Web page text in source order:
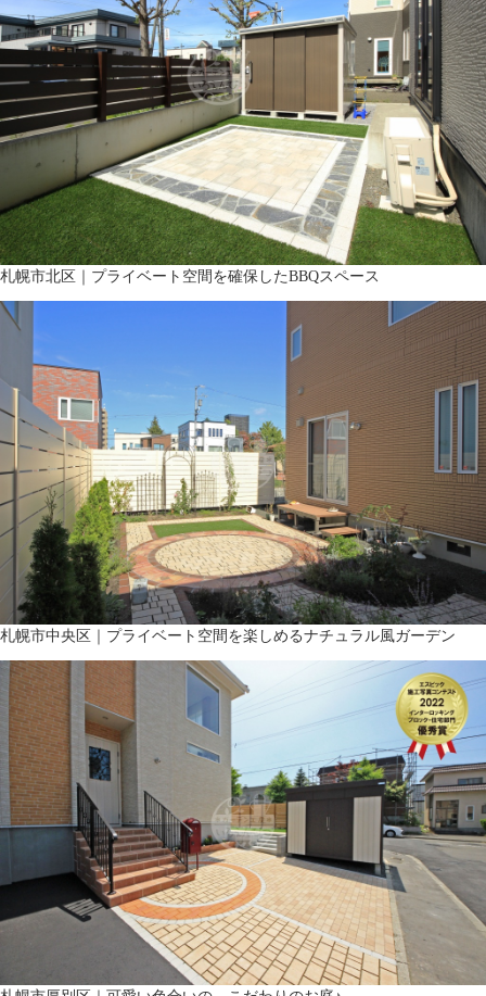
札幌市北区｜プライベート空間を確保したBBQスペース
札幌市中央区｜プライベート空間を楽しめるナチュラル風ガーデン